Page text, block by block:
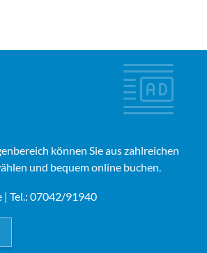
können Sie aus zahlreichen
und bequem online buchen.
| Tel.: 07042/91940